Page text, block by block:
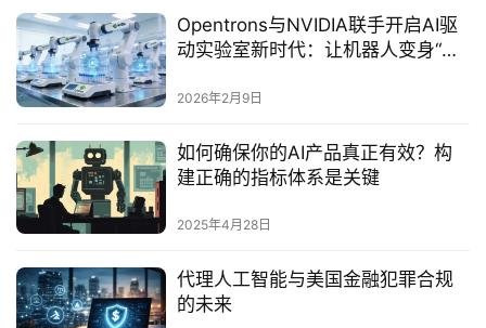
Opentrons与NVIDIA联手开启AI驱
动实验室新时代：让机器人变身“学
2026年2月9日
如何确保你的AI产品真正有效？构
建正确的指标体系是关键‌
2025年4月28日
代理人工智能与美国金融犯罪合规
的未来